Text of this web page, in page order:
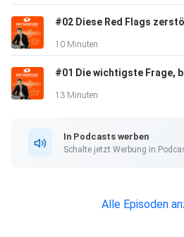
Simon Sineks "Golden Circle":
Google Alerts: https://
https://bard.google.com/
10 Minuten
13 Minuten
In Podcasts werben
Schalte jetzt Werbung in
Alle Episoden